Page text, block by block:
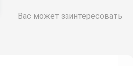
Вас может заинтересовать